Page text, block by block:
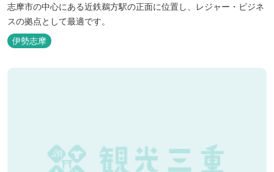
志摩市の中心にある近鉄鵜方駅の正面に位置し、レジャー・ビジネ
スの拠点として最適です。
伊勢志摩